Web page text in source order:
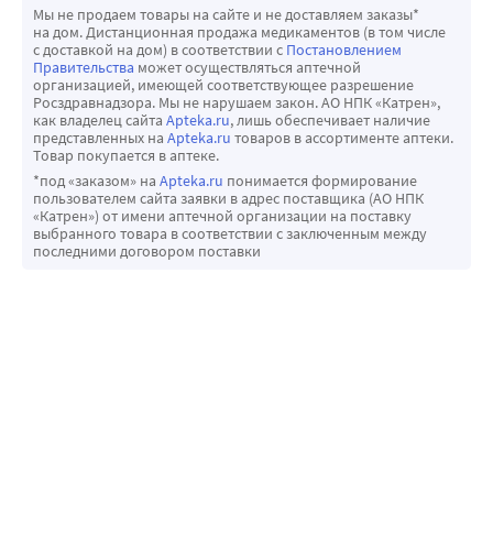
Мы не продаем товары на сайте и не доставляем заказы*
на дом. Дистанционная продажа медикаментов (в том числе
с доставкой на дом) в соответствии с Постановлением
Правительства может осуществляться аптечной
организацией, имеющей соответствующее разрешение
Росздравнадзора. Мы не нарушаем закон. АО НПК «Катрен»,
как владелец сайта Apteka.ru, лишь обеспечивает наличие
представленных на Apteka.ru товаров в ассортименте аптеки.
Товар покупается в аптеке.
*под «заказом» на Apteka.ru понимается формирование
пользователем сайта заявки в адрес поставщика (АО НПК
«Катрен») от имени аптечной организации на поставку
выбранного товара в соответствии с заключенным между
последними договором поставки